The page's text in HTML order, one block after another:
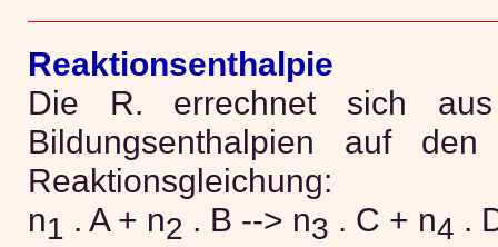
Reaktionsenthalpie
Die R. errechnet sich
Bildungsenthalpien auf
Reaktionsgleichung:
n1 . A + n2 . B --> n3 . C + n4 .